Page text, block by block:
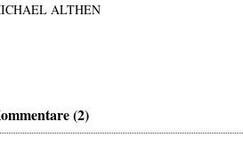
ALTHEN
(2)